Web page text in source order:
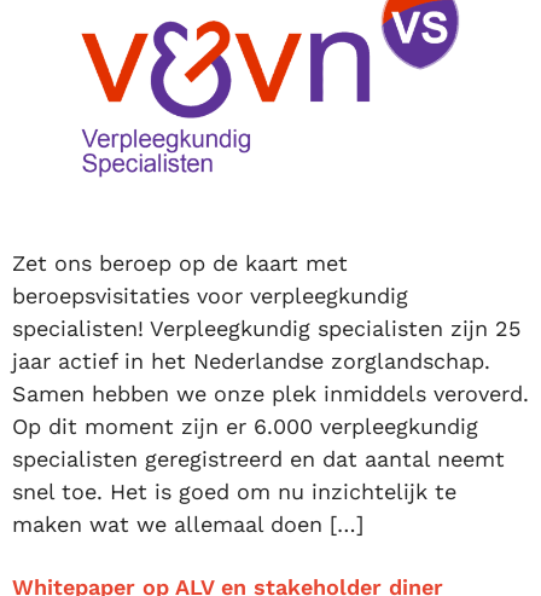
Zet ons beroep op de kaart met
beroepsvisitaties voor verpleegkundig
specialisten! Verpleegkundig specialisten zijn 25
jaar actief in het Nederlandse zorglandschap.
Samen hebben we onze plek inmiddels veroverd.
Op dit moment zijn er 6.000 verpleegkundig
specialisten geregistreerd en dat aantal neemt
snel toe. Het is goed om nu inzichtelijk te
maken wat we allemaal doen […]
Whitepaper op ALV en stakeholder diner